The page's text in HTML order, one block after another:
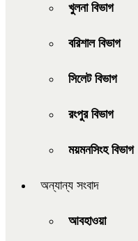
খুলনা বিভাগ
বরিশাল বিভাগ
সিলেট বিভাগ
রংপুর বিভাগ
ময়মনসিংহ বিভাগ
অন্যান্য সংবাদ
আবহাওয়া